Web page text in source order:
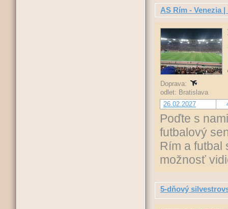
AS Rím - Venezia |
Doprava:
odlet: Bratislava
26.02.2027
Poďte s
futbalový
Rím a futbal
možnosť
5-dňový